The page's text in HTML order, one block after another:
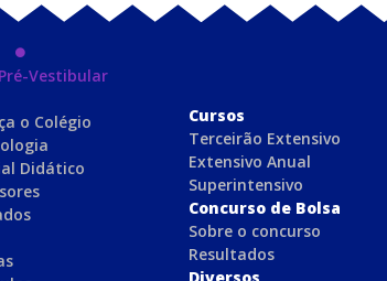
Vestibular
o Colégio
Didático
Cursos
Terceirão Extensivo
Extensivo Anual
Superintensivo
Concurso de Bolsa
Sobre o concurso
Resultados